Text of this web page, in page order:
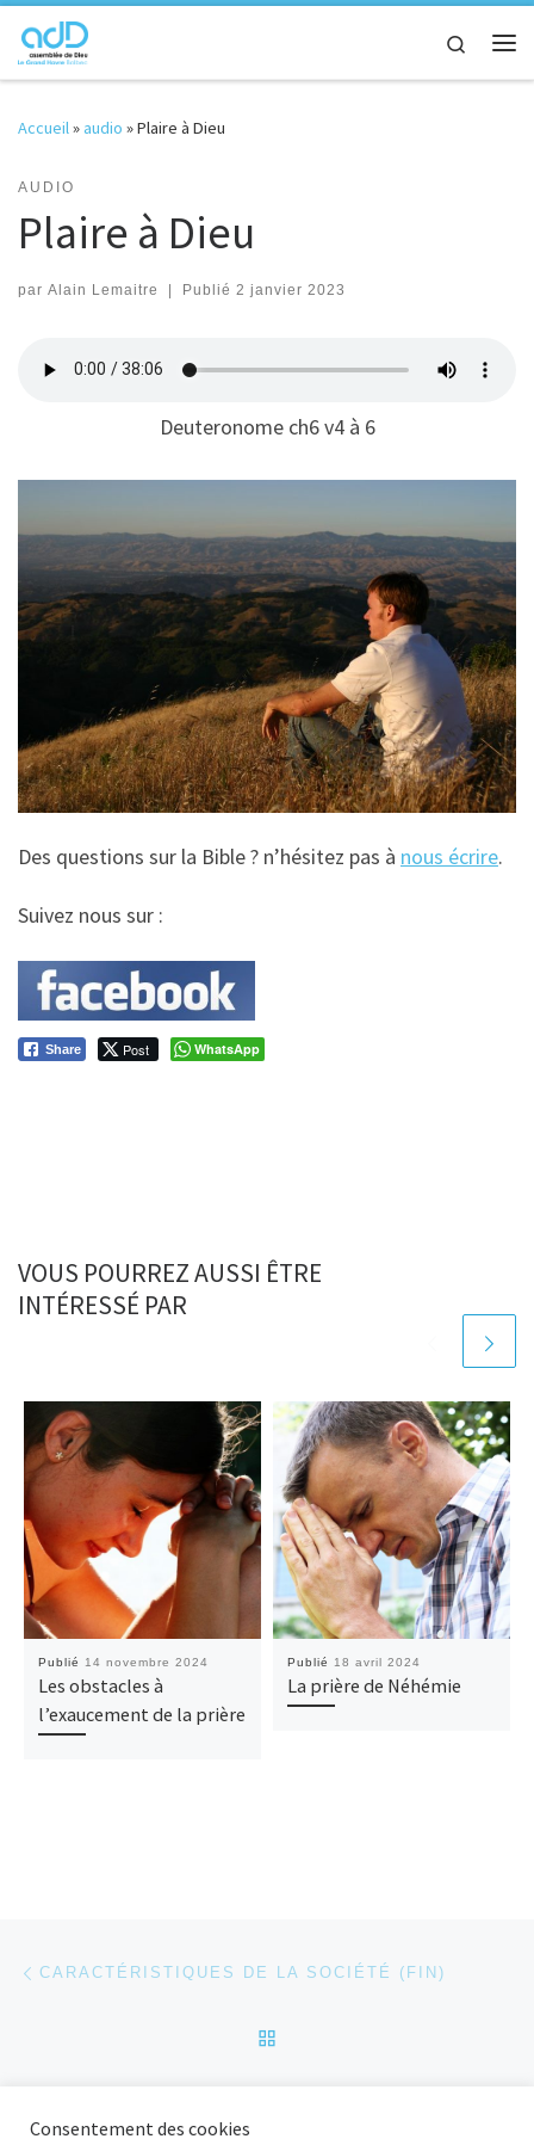
Passer au contenu
Search
Accueil» audio »Plaire à Dieu
AUDIO
Plaire à Dieu
par Alain Lemaitre | Publié 2 janvier 2023
Deuteronome ch6 v4 à 6
Des questions sur la Bible ? n’hésitez pas à nous écrire.
Suivez nous sur :
Share Post WhatsApp
VOUS POURREZ AUSSI ÊTRE
INTÉRESSÉ PAR
Publié 14 novembre 2024
Les obstacles à
l’exaucement de la prière
Publié 18 avril 2024
La prière de Néhémie
Parcourir les articles
CARACTÉRISTIQUES DE LA SOCIÉTÉ (FIN)
Consentement des cookies